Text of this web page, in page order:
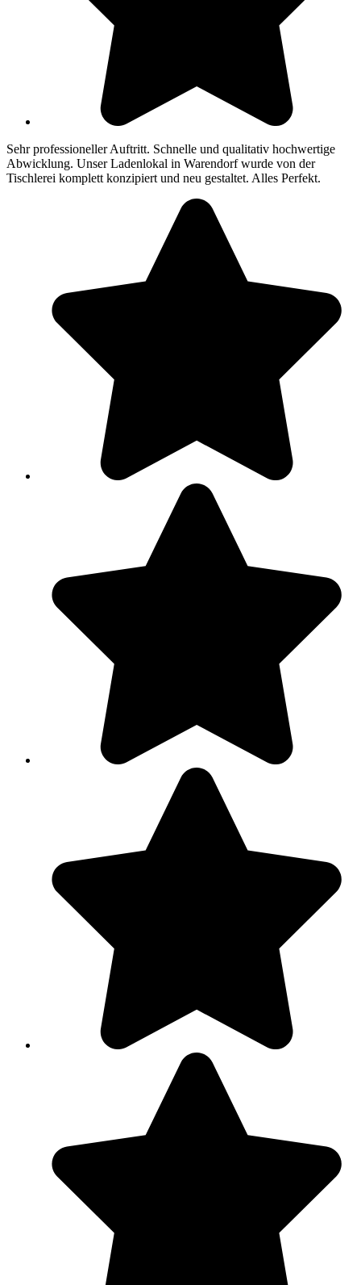
Sehr professioneller Auftritt. Schnelle und qualitativ hochwertige
Abwicklung. Unser Ladenlokal in Warendorf wurde von der
Tischlerei komplett konzipiert und neu gestaltet. Alles Perfekt.